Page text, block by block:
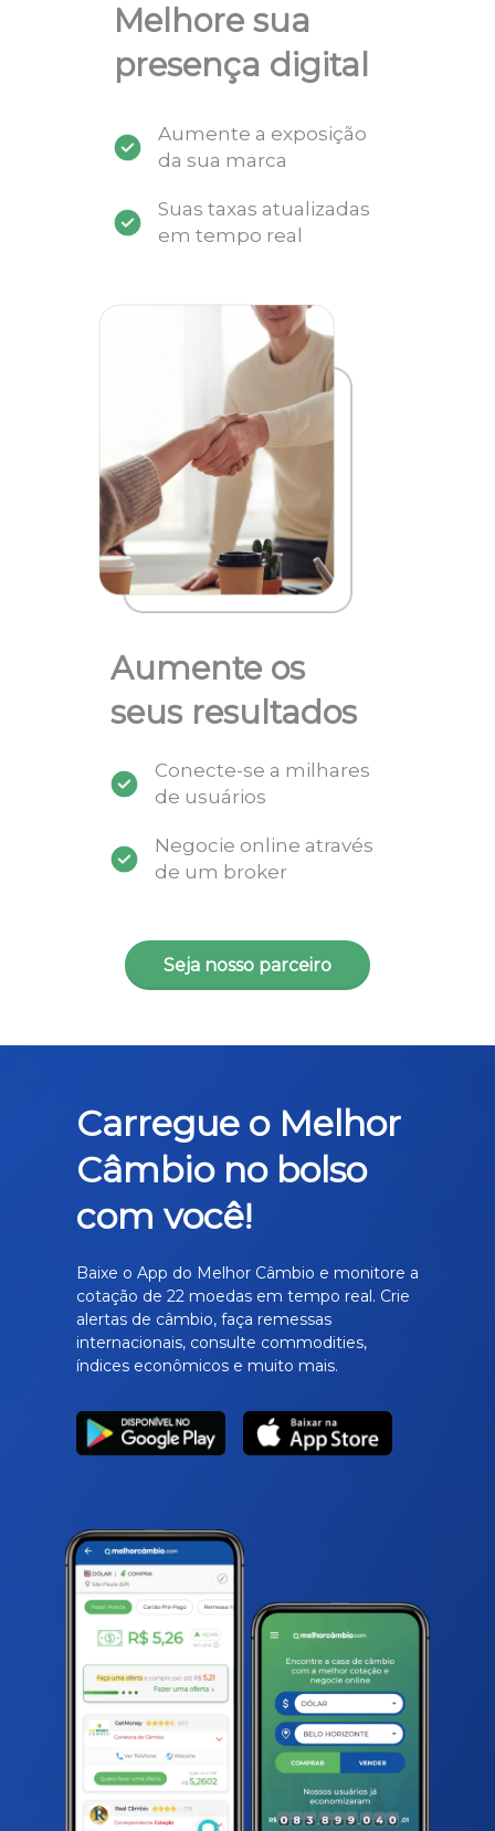
Melhore sua
presença digital
Aumente a exposição
da sua marca
Suas taxas atualizadas
em tempo real
Aumente os
seus resultados
Conecte-se a milhares
de usuários
Negocie online através
de um broker
Seja nosso parceiro
Carregue o Melhor
Câmbio no bolso
com você!
Baixe o App do Melhor Câmbio e monitore a
cotação de 22 moedas em tempo real. Crie
alertas de câmbio, faça remessas
internacionais, consulte commodities,
índices econômicos e muito mais.